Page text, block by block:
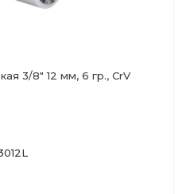
3/8" 12 мм, 6 гр., CrV